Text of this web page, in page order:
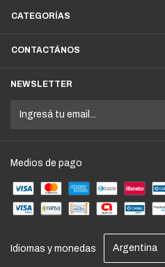
CATEGORÍAS
CONTACTÁNOS
NEWSLETTER
Medios de pago
Idiomas y monedas